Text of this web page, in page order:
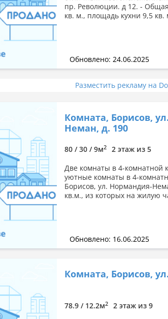
пр. Революции. д 12. -
кв. м., площадь кухни 9,5
Обновлено: 24.06.2025
Разместить рекламу на
Комната, Борисов,
Неман, д. 190
80 / 30 / 9м2
2 этаж из 5
Две комнаты в 4-комнатной
уютные комнаты в 4-
Борисов, ул. Нормандия-
кв.м., из которых на жилую
Обновлено: 16.06.2025
Комната, Борисов,
78.9 / 12.2м2
2 этаж из 9